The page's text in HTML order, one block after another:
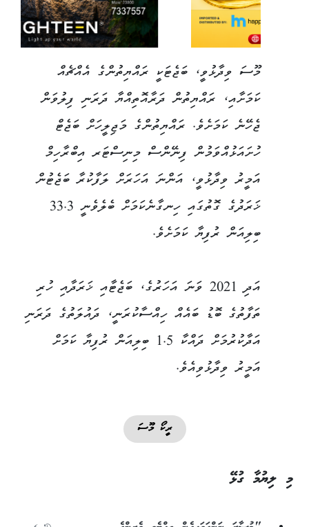
މޫސަ ވިދާޅުވީ، ބަޖެޓަކީ ރައްޔިތުންގެ އެއްޗެއް
ކަމަށާއި، ރައްޔިތުން ދަރާއޮތިއްޔާ ދަރަނި ފިލުވަން
ޖެހޭނެ ކަމަށެވެ. ރައްޔިތުންގެ މަޖިލީހަށް ބަޖެޓް
ހުށައަޅުއްވަމުން ފިނޭންސް މިނިސްޓަރ އިބްރާހިމް
އަމީރު ވިދާޅުވީ، އަންނަ އަހަރަށް ލަފާކުރާ ބަޖެޓުން
ޚަރަދުގެ ގޮތުގައި ހިނގާނެކަމަށް ބެލެވެނީ 33.3
ބިލިއަން ރުފިޔާ ކަމަށެވެ.
އަދި 2021 ވަނަ އަހަރުގެ، ބަޖެޓާއި ޚަރަދާއި ހުރި
ތަފާތުގެ ބޮޑު ބައެއް ހިއްސާކުރަނީ، ދައުލަތުގެ ދަރަނި
އަދާކުރުމަށް ދައްކާ 1.5 ބިލިއަން ރުފިޔާ ކަމަށް
އަމީރު ވިދާޅުވިއެވެ.
ރީކޯ މޫސަ
މި ލިޔުމާ ގުޅޭ